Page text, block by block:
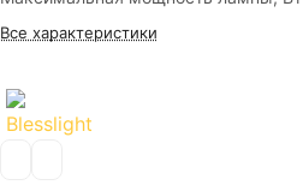
Все характеристики